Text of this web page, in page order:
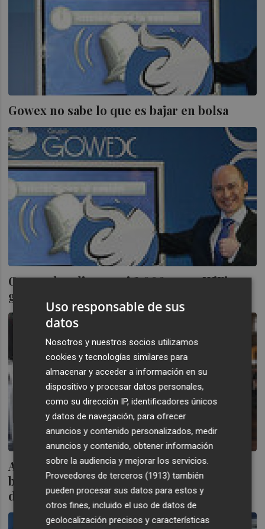
Gowex no sabe lo que es bajar en bolsa
Gowex despliega casi 2.000 zonas WiFi
gratuitas en Nueva York
A Gowex se le queda pequeño el MAB:
busca dar el salto al Mercado Continuo en
dos años
Uso responsable de sus
datos
Nosotros y nuestros socios utilizamos
cookies y tecnologías similares para
almacenar y acceder a información en su
dispositivo y procesar datos personales,
como su dirección IP, identificadores únicos
y datos de navegación, para ofrecer
anuncios y contenido personalizados, medir
anuncios y contenido, obtener información
sobre la audiencia y mejorar los servicios.
Proveedores de terceros (1913) también
pueden procesar sus datos para estos y
otros fines, incluido el uso de datos de
geolocalización precisos y características